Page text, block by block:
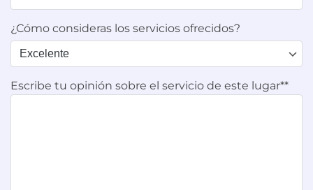
¿Cómo consideras los servicios ofrecidos?
Escribe tu opinión sobre el servicio de este lugar**